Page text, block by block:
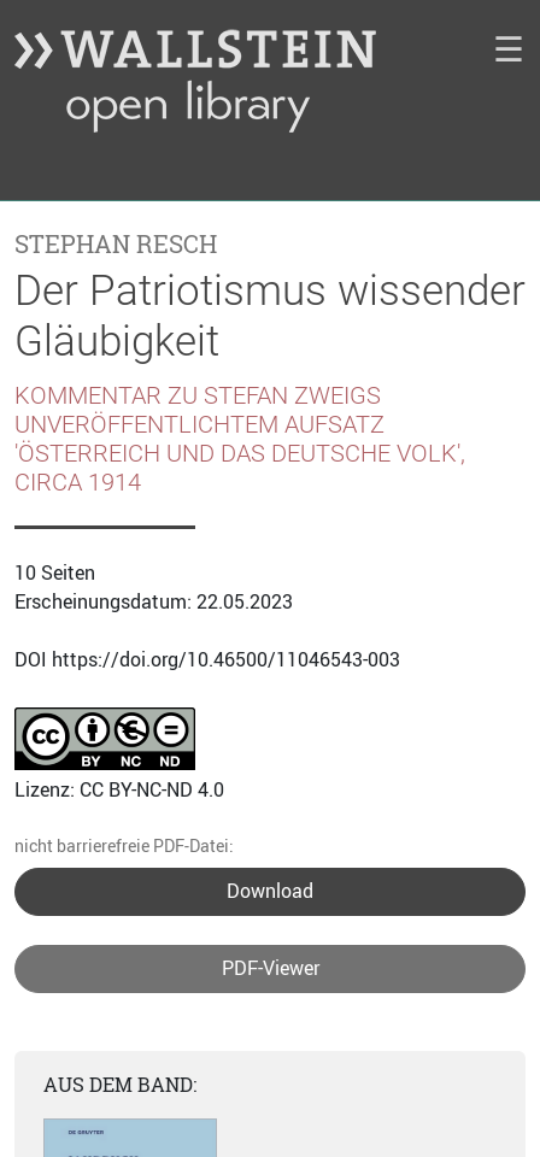
☰
STEPHAN RESCH
Der Patriotismus wissender
Gläubigkeit
KOMMENTAR ZU STEFAN ZWEIGS
UNVERÖFFENTLICHTEM AUFSATZ
'ÖSTERREICH UND DAS DEUTSCHE VOLK',
CIRCA 1914
10 Seiten
Erscheinungsdatum: 22.05.2023
DOI https://doi.org/10.46500/11046543-003
Lizenz: CC BY-NC-ND 4.0
nicht barrierefreie PDF-Datei:
Download
PDF-Viewer
AUS DEM BAND: